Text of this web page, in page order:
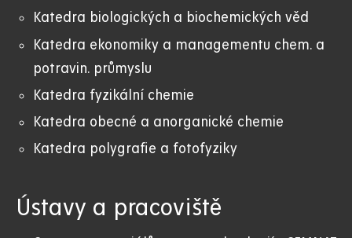
Katedra biologických a biochemických věd
Katedra ekonomiky a managementu chem. a
potravin. průmyslu
Katedra fyzikální chemie
Katedra obecné a anorganické chemie
Katedra polygrafie a fotofyziky
Ústavy a pracoviště